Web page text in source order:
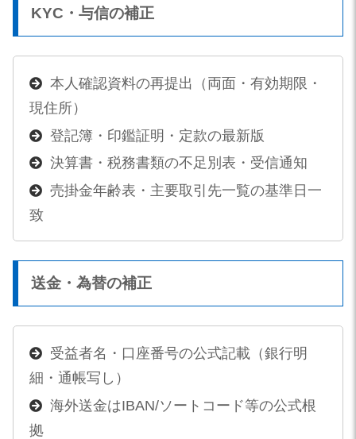
KYC・与信の補正
本人確認資料の再提出（両面・有効期限・
現住所）
登記簿・印鑑証明・定款の最新版
決算書・税務書類の不足別表・受信通知
売掛金年齢表・主要取引先一覧の基準日一
致
送金・為替の補正
受益者名・口座番号の公式記載（銀行明
細・通帳写し）
海外送金はIBAN/ソートコード等の公式根
拠